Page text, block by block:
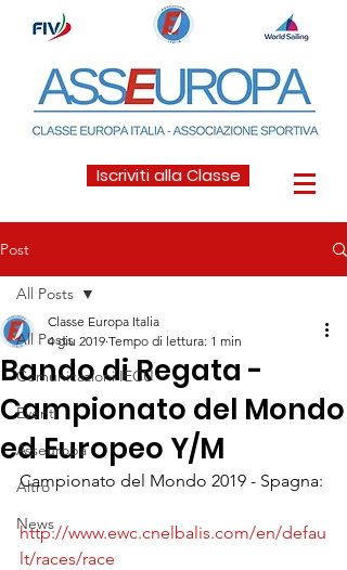
Iscriviti alla Classe
Post
All Posts
Comunicazioni IECU
Eventi
Asseuropa
Altro
News
All Posts
Bando di Regata -
Campionato del Mondo
ed Europeo Y/M
Classe Europa Italia
4 giu 2019 Tempo di lettura: 1 min
Campionato del Mondo 2019 - Spagna:
http://www.ewc.cnelbalis.com/en/defau
lt/races/race